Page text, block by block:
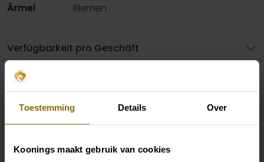
Toestemming Details Over
Koonings maakt gebruik van cookies
Ärmel
Riemen
Verfügbarkeit pro Geschäft
Vervollständigen Sie Ihren
Brautlook